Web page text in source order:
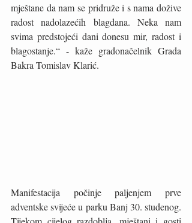
mještane da nam se pridruže i s nama dožive
radost nadolazećih blagdana. Neka nam
svima predstojeći dani donesu mir, radost i
blagostanje.“ - kaže gradonačelnik Grada
Bakra Tomislav Klarić.
Manifestacija počinje paljenjem prve
adventske svijeće u parku Banj 30. studenog.